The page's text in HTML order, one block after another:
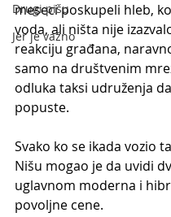
Drugi pišu
Jer je važno
meseci poskupeli hleb,
voda, ali ništa nije
reakciju građana,
samo na društvenim
odluka taksi udruženja
popuste.
Svako ko se ikada vozio
Nišu mogao je da uvidi
uglavnom moderna i
povoljne cene.